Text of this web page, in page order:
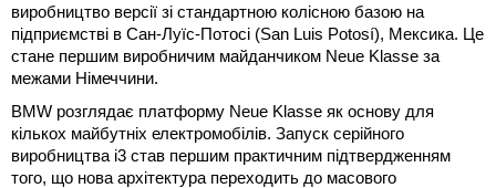
виробництво версії зі стандартною колісною базою на
підприємстві в Сан-Луїс-Потосі (San Luis Potosí), Мексика. Це
стане першим виробничим майданчиком Neue Klasse за
межами Німеччини.
BMW розглядає платформу Neue Klasse як основу для
кількох майбутніх електромобілів. Запуск серійного
виробництва i3 став першим практичним підтвердженням
того, що нова архітектура переходить до масового